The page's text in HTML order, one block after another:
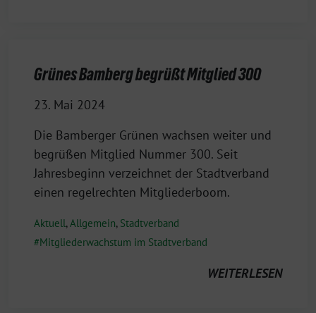
Grünes Bamberg begrüßt Mitglied 300
23. Mai 2024
Die Bamberger Grünen wachsen weiter und
begrüßen Mitglied Nummer 300. Seit
Jahresbeginn verzeichnet der Stadtverband
einen regelrechten Mitgliederboom.
Aktuell,Allgemein, Stadtverband
Mitgliederwachstum im Stadtverband
WEITERLESEN